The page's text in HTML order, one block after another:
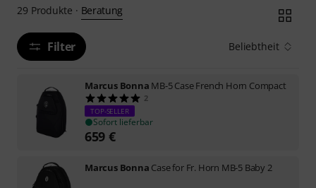
29 Produkte · Beratung
Filter Beliebtheit
Marcus Bonna MB-5 Case French Horn Compact
2
TOP-SELLER
Sofort lieferbar
659 €
Marcus Bonna Case for Fr. Horn MB-5 Baby 2